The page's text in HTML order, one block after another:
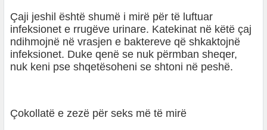
Çaji jeshil është shumë i mirë për të luftuar
infeksionet e rrugëve urinare. Katekinat në këtë çaj
ndihmojnë në vrasjen e baktereve që shkaktojnë
infeksionet. Duke qenë se nuk përmban sheqer,
nuk keni pse shqetësoheni se shtoni në peshë.
Çokollatë e zezë për seks më të mirë